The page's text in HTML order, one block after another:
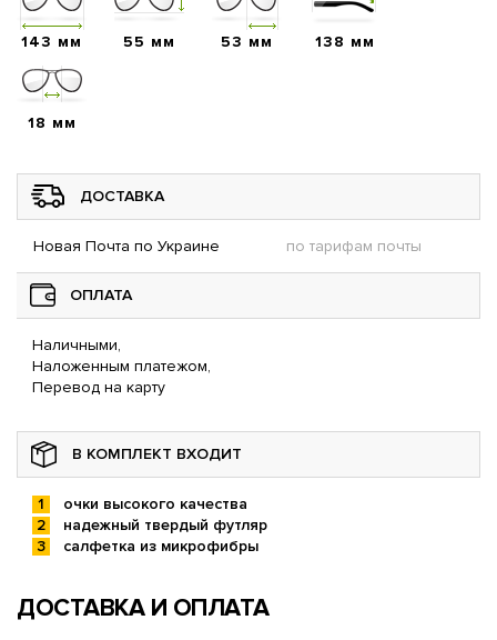
143 мм 55 мм 53 мм 138 мм
18 мм
ДОСТАВКА
Новая Почта по Украине по тарифам почты
ОПЛАТА
Наличными,
Наложенным платежом,
Перевод на карту
В КОМПЛЕКТ ВХОДИТ
очки высокого качества
надежный твердый футляр
салфетка из микрофибры
ДОСТАВКА И ОПЛАТА